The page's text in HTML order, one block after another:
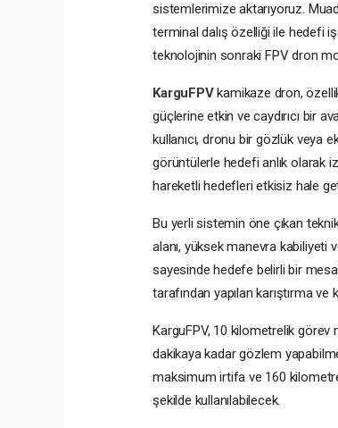
sistemlerimize aktarıyoruz.
terminal dalış özelliği ile hedefi
teknolojinin sonraki FPV dron
KarguFPVkamikaze dron,
güçlerine etkin ve caydırıcı bir
kullanıcı, dronu bir gözlük veya
görüntülerle hedefi anlık olarak
hareketli hedefleri etkisiz hale
Bu yerli sistemin öne çıkan
alanı, yüksek manevra kabiliyeti
sayesinde hedefe belirli bir
tarafından yapılan karıştırma
KarguFPV, 10 kilometrelik
dakikaya kadar gözlem
maksimum irtifa ve 160
şekilde kullanılabilecek.